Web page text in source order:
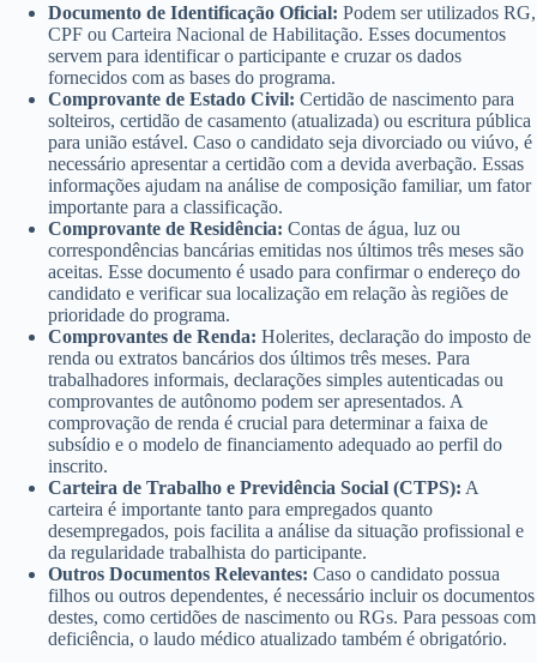
Documento de Identificação Oficial: Podem ser utilizados RG,
CPF ou Carteira Nacional de Habilitação. Esses documentos
servem para identificar o participante e cruzar os dados
fornecidos com as bases do programa.
Comprovante de Estado Civil: Certidão de nascimento para
solteiros, certidão de casamento (atualizada) ou escritura pública
para união estável. Caso o candidato seja divorciado ou viúvo, é
necessário apresentar a certidão com a devida averbação. Essas
informações ajudam na análise de composição familiar, um fator
importante para a classificação.
Comprovante de Residência: Contas de água, luz ou
correspondências bancárias emitidas nos últimos três meses são
aceitas. Esse documento é usado para confirmar o endereço do
candidato e verificar sua localização em relação às regiões de
prioridade do programa.
Comprovantes de Renda: Holerites, declaração do imposto de
renda ou extratos bancários dos últimos três meses. Para
trabalhadores informais, declarações simples autenticadas ou
comprovantes de autônomo podem ser apresentados. A
comprovação de renda é crucial para determinar a faixa de
subsídio e o modelo de financiamento adequado ao perfil do
inscrito.
Carteira de Trabalho e Previdência Social (CTPS): A
carteira é importante tanto para empregados quanto
desempregados, pois facilita a análise da situação profissional e
da regularidade trabalhista do participante.
Outros Documentos Relevantes: Caso o candidato possua
filhos ou outros dependentes, é necessário incluir os documentos
destes, como certidões de nascimento ou RGs. Para pessoas com
deficiência, o laudo médico atualizado também é obrigatório.